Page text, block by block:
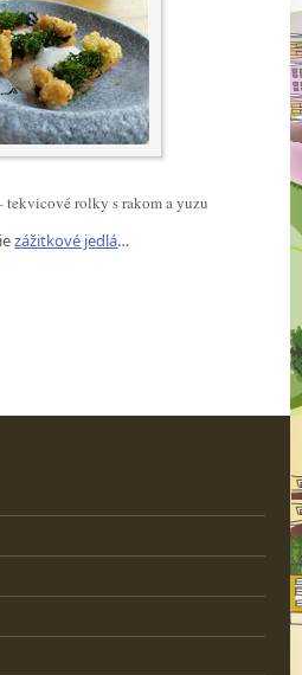
tekvicové rolky s rakom a yuzu
zážitkové jedlá…